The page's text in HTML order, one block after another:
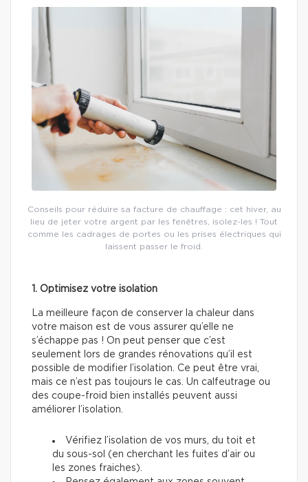
Conseils pour réduire sa facture de chauffage : cet hiver, au
lieu de jeter votre argent par les fenêtres, isolez-les ! Tout
comme les cadrages de portes ou les prises électriques qui
laissent passer le froid.
1. Optimisez votre isolation
La meilleure façon de conserver la chaleur dans
votre maison est de vous assurer qu’elle ne
s’échappe pas ! On peut penser que c’est
seulement lors de grandes rénovations qu’il est
possible de modifier l’isolation. Ce peut être vrai,
mais ce n’est pas toujours le cas. Un calfeutrage ou
des coupe-froid bien installés peuvent aussi
améliorer l’isolation.
Vérifiez l’isolation de vos murs, du toit et
du sous-sol (en cherchant les fuites d’air ou
les zones fraiches).